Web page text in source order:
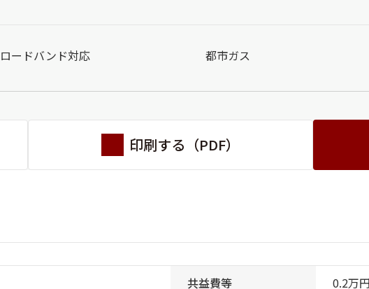
ードバンド対応 都市ガス
印刷する（PDF）
共益費等 0.2万